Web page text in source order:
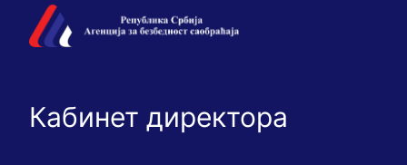
Кабинет директора